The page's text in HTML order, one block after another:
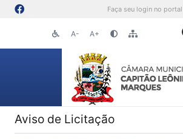
Faça seu login no portal |
A- A+
Aviso de Licitação